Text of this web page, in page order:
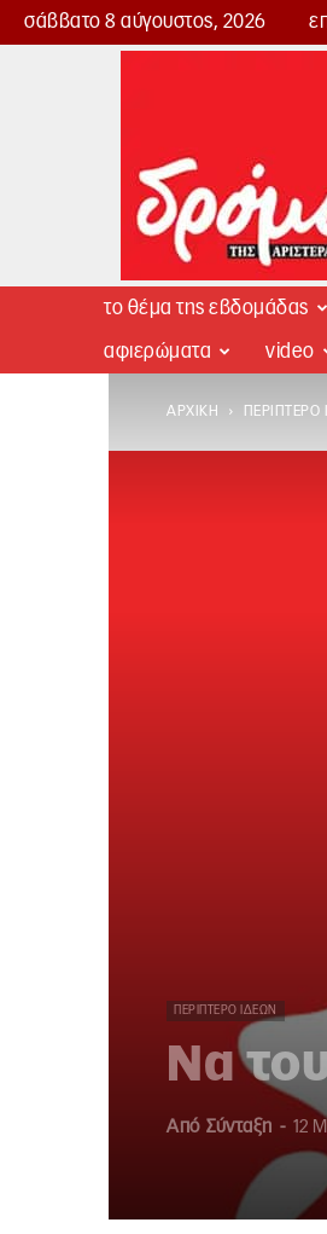
σάββατο 8 αύγουστος, 2026
Δρόμος
το θέμα της εβδομάδας
αφιερώματα video
ΑΡΧΙΚΉ ΠΕΡΊΠΤΕΡΟ
ΠΕΡΊΠΤΕΡΟ ΙΔΕΏΝ
Να
Από Σύνταξη - 12